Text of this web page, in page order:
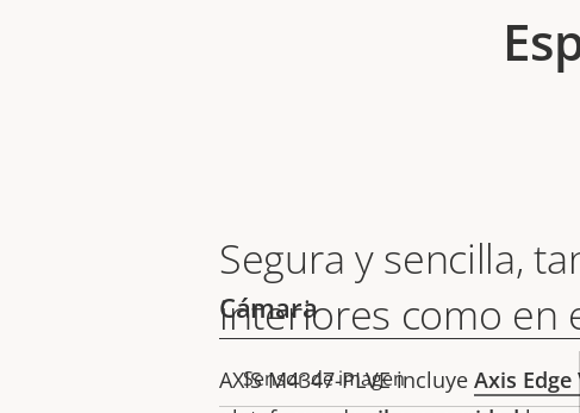
Segura y sencilla,
interiores como en
AXIS M4347-PLVE incluye Axis Edge
Cámara
Descripción
Valor de
Sensor de imagen